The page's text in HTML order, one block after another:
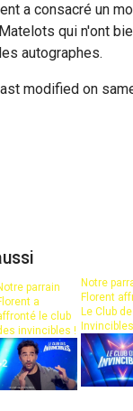
a consacré un
qui n'ont
autographes.
modified on
parrain
a
le club
invincibles !
Notre
Florent
Le Club